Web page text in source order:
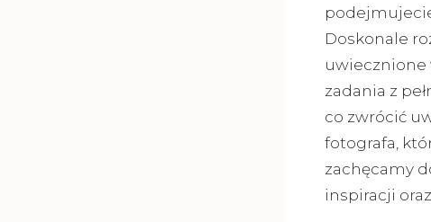
Doskonale
uwiecznione
zadania z
co zwrócić
fotografa,
zachęcamy
inspiracji